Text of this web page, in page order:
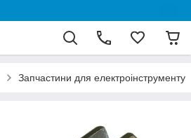
Запчастини для електроінструменту